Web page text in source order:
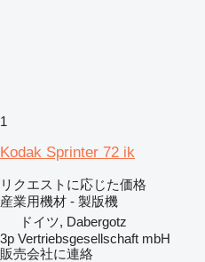
1
Kodak Sprinter 72 ik
リクエストに応じた価格
産業用機材 - 製版機
ドイツ, Dabergotz
3p Vertriebsgesellschaft mbH
販売会社に連絡